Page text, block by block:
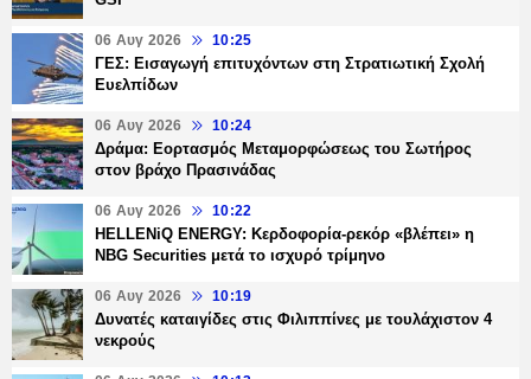
06 Αυγ 2026 10:25
ΓΕΣ: Εισαγωγή επιτυχόντων στη Στρατιωτική Σχολή
Ευελπίδων
06 Αυγ 2026 10:24
Δράμα: Εορτασμός Μεταμορφώσεως του Σωτήρος
στον βράχο Πρασινάδας
06 Αυγ 2026 10:22
HELLENiQ ENERGY: Κερδοφορία-ρεκόρ «βλέπει» η
NBG Securities μετά το ισχυρό τρίμηνο
06 Αυγ 2026 10:19
Δυνατές καταιγίδες στις Φιλιππίνες με τουλάχιστον 4
νεκρούς